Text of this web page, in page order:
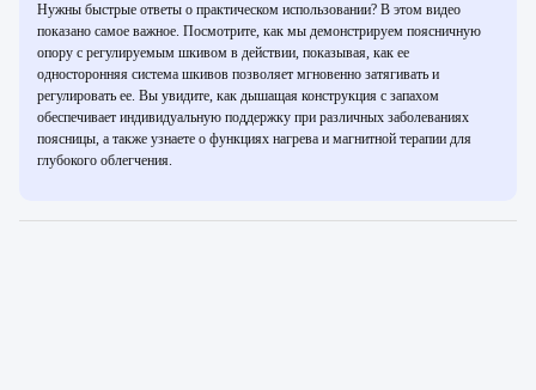
Нужны быстрые ответы о практическом использовании? В этом видео
показано самое важное. Посмотрите, как мы демонстрируем поясничную
опору с регулируемым шкивом в действии, показывая, как ее
односторонняя система шкивов позволяет мгновенно затягивать и
регулировать ее. Вы увидите, как дышащая конструкция с запахом
обеспечивает индивидуальную поддержку при различных заболеваниях
поясницы, а также узнаете о функциях нагрева и магнитной терапии для
глубокого облегчения.